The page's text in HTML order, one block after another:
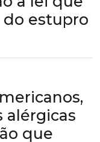
estupro
alérgicas
que